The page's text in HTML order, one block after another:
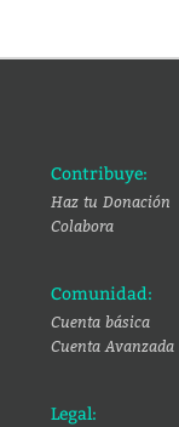
Contribuye:
Haz tu Donación
Colabora
Comunidad:
Cuenta básica
Cuenta Avanzada
Legal: